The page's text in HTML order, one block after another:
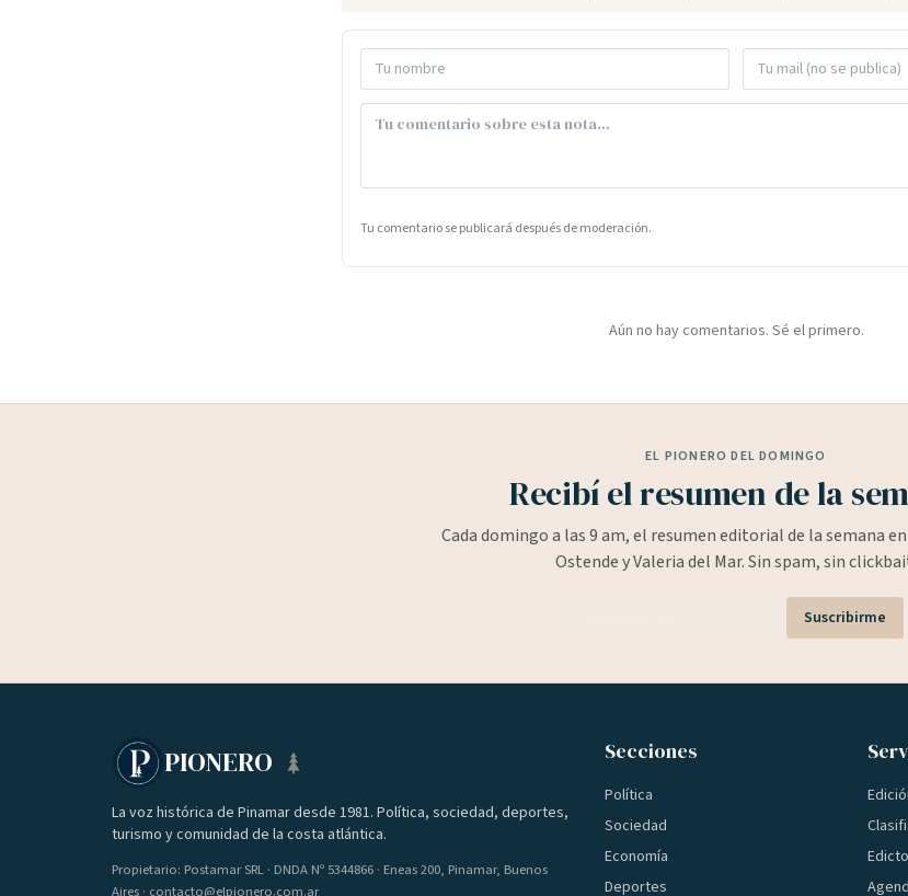
Tu comentario se publicará después de moderación.
Aún no hay comentarios. Sé el primero.
EL PIONERO DEL DOMINGO
Recibí el resumen de la
Cada domingo a las 9 am, el resumen editorial de la semana
Ostende y Valeria del Mar. Sin spam, sin
Suscribirme
PIONERO
La voz histórica de Pinamar desde 1981. Política, sociedad, deportes,
turismo y comunidad de la costa atlántica.
Propietario: Postamar SRL · DNDA Nº 5344866 · Eneas 200, Pinamar, Buenos
Aires · contacto@elpionero.com.ar
Secciones
Política
Sociedad
Economía
Deportes